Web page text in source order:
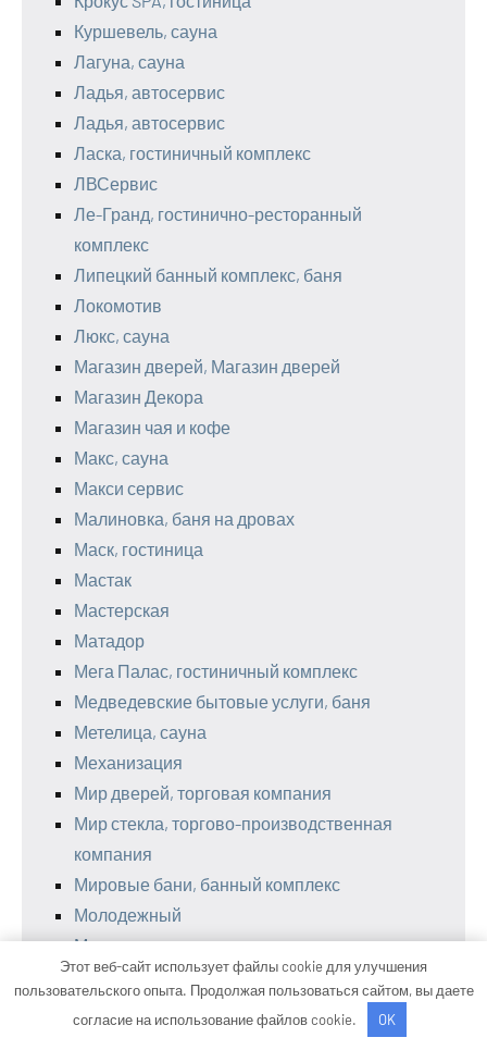
Куршевель, сауна
Лагуна, сауна
Ладья, автосервис
Ладья, автосервис
Ласка, гостиничный комплекс
ЛВСервис
Ле-Гранд, гостинично-ресторанный
комплекс
Липецкий банный комплекс, баня
Локомотив
Люкс, сауна
Магазин дверей, Магазин дверей
Магазин Декора
Магазин чая и кофе
Макс, сауна
Макси сервис
Малиновка, баня на дровах
Маск, гостиница
Мастак
Мастерская
Матадор
Мега Палас, гостиничный комплекс
Медведевские бытовые услуги, баня
Метелица, сауна
Механизация
Мир дверей, торговая компания
Мир стекла, торгово-производственная
компания
Мировые бани, банный комплекс
Молодежный
Монтана
Мустанг, гостевой дом
Намская центральная баня
Этот веб-сайт использует файлы cookie для улучшения
пользовательского опыта. Продолжая пользоваться сайтом, вы даете
согласие на использование файлов cookie.
OK